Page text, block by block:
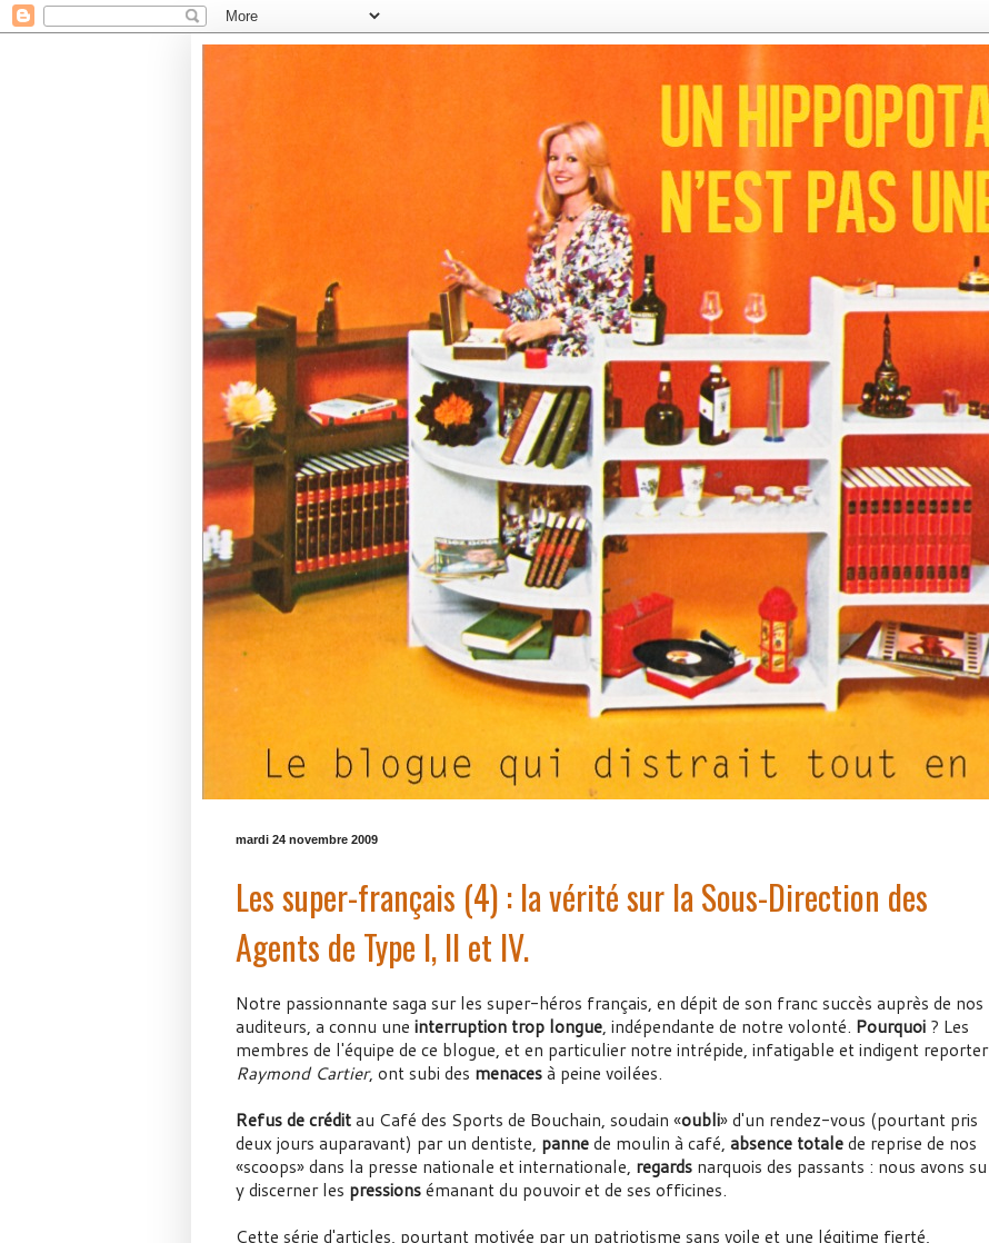
mardi 24 novembre 2009
Les super-français (4) : la vérité sur la Sous-Direction des
Agents de Type I, II et IV.
Notre passionnante saga sur les super-héros français, en dépit de son franc succès auprès de nos
auditeurs, a connu une interruption trop longue, indépendante de notre volonté. Pourquoi ? Les
membres de l'équipe de ce blogue, et en particulier notre intrépide, infatigable et indigent reporter
Raymond Cartier, ont subi des menacesà peine voilées.
Refus de créditau Café des Sports de Bouchain, soudain «oubli» d'un rendez-vous (pourtant pris
deux jours auparavant) par un dentiste, pannede moulin à café, absence totalede reprise de nos
«scoops» dans la presse nationale et internationale, regards narquois des passants : nous avons su
y discerner les pressionsémanant du pouvoir et de ses officines.
Cette série d'articles, pourtant motivée par un patriotisme sans voile et une légitime fierté,